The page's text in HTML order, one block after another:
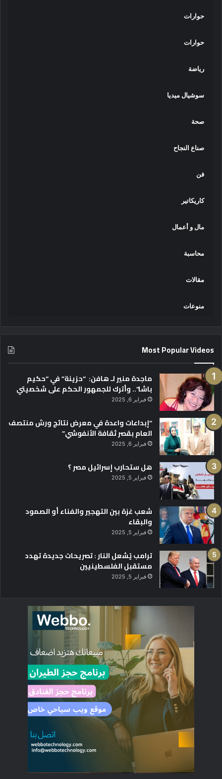
حوارات
حوارات
رياضة
سوشيال ميديا
صحة
صناع النجاح
فن
كاريكاتير
مال و أعمال
محاسبة
مقالات
منوعات
Most Popular Videos
ماجدة منير لـ هافن: “حزينة” في “حكيم
باشا”.. وأترك للجمهور الحكم على شخصيتي
فبراير 6, 2025
“إبداعات واعدة في معرض نتائج ورش منتصف
العام بقصر ثقافة الأنفوشي”
فبراير 6, 2025
هل ستحارب إسرائيل مصر ؟
فبراير 5, 2025
شعب غزة بين التهجير والفناء أو الصمود
والبقاء
فبراير 5, 2025
ترامب يُشعل النار : تصريحات جديدة تهدد
مستقبل الفلسطينيين
فبراير 5, 2025